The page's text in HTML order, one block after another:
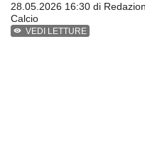
28.05.2026 16:30 di
Calcio
VEDI LETTURE